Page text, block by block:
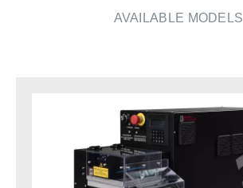
AVAILABLE MODELS